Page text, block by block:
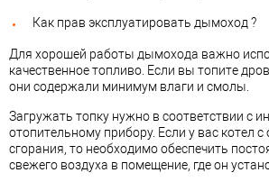
Как прав эксплуатировать дымоход ?
Для хорошей работы дымохода важно
качественное топливо. Если вы топите
они содержали минимум влаги и смолы.
Загружать топку нужно в соответствии с
отопительному прибору. Если у вас котел
сгорания, то необходимо обеспечить
свежего воздуха в помещение, где он